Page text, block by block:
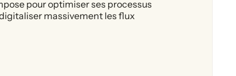
pour optimiser ses processus
massivement les flux